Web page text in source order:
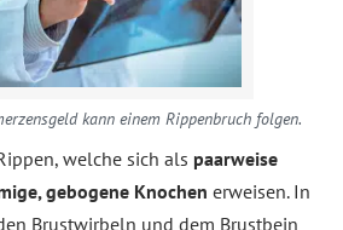
kann einem Rippenbruch folgen.
welche sich als paarweise
gebo­gene Knochen erweisen. In
Brustwirbeln und dem Brustbein